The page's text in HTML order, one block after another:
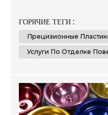
отвечающих
разных отраслях, таких
производство
ГОРЯЧИЕ ТЕГИ :
Прецизионные
Услуги По Отделке